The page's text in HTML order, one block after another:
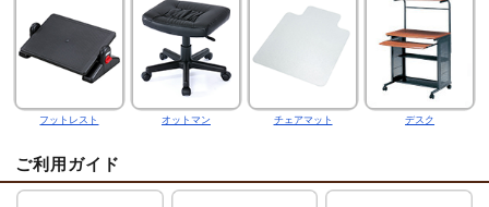
フットレスト オットマン チェアマット デスク
ご利用ガイド